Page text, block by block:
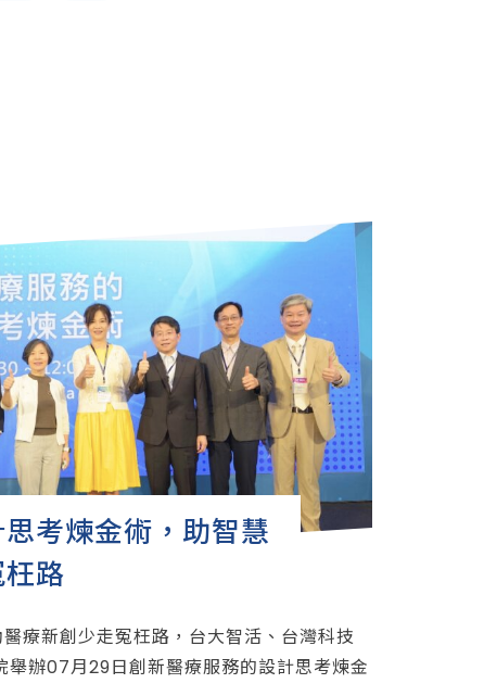
考煉金術，助智慧
路
療新創少走冤枉路，台大智活、台灣科技
辦07月29日創新醫療服務的設計思考煉金